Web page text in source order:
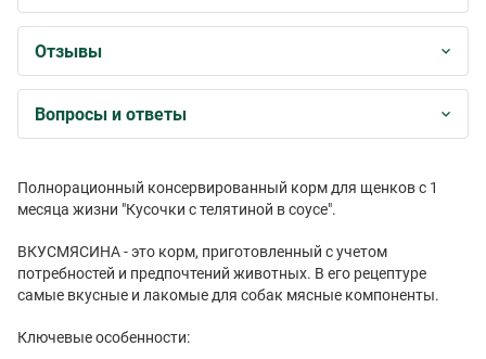
Отзывы
Вопросы и ответы
Полнорационный консервированный корм для щенков с 1
месяца жизни "Кусочки с телятиной в соусе".
ВКУСМЯСИНА - это корм, приготовленный с учетом
потребностей и предпочтений животных. В его рецептуре
самые вкусные и лакомые для собак мясные компоненты.
Ключевые особенности: